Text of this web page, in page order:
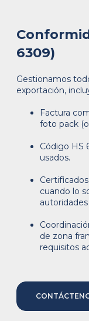
6309)
Gestionamos
exportación,
Factura
foto pack
Código HS
usados.
cuando lo
de zona
requisitos